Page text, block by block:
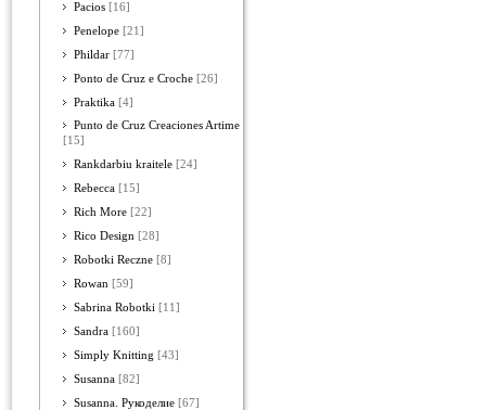
Pacios [16]
Penelope [21]
Phildar [77]
Ponto de Cruz e Croche [26]
Praktika [4]
Punto de Cruz Creaciones Artime
[15]
Rankdarbiu kraitele [24]
Rebecca [15]
Rich More [22]
Rico Design [28]
Robotki Reczne [8]
Rowan [59]
Sabrina Robotki [11]
Sandra [160]
Simply Knitting [43]
Susanna [82]
Susanna. Рукоделие [67]